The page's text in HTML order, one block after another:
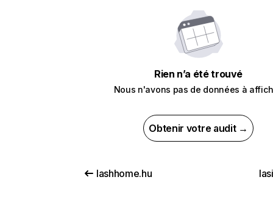
Rien n’a été trouvé
Nous n'avons pas de données à
Obtenir votre audit →
lashhome.hu